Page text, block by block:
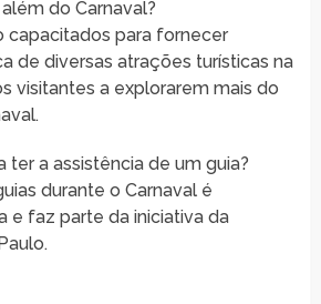
do Carnaval?
capacitados para fornecer
de diversas atrações turísticas na
visitantes a explorarem mais do
ter a assistência de um guia?
durante o Carnaval é
e faz parte da iniciativa da